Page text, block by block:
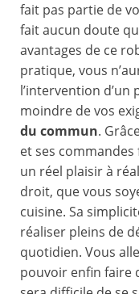
fait pas partie de
fait aucun doute
avantages de ce
pratique, vous
l’intervention
moindre de vos
du commun.
et ses
un réel plaisir à
droit, que vous
cuisine. Sa
réaliser pleins de
quotidien. Vous
pouvoir enfin faire